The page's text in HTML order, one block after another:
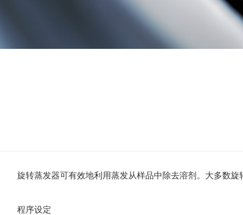
旋转蒸发器可有效地利用蒸发从样品中除去溶剂。大多数旋
程序设定